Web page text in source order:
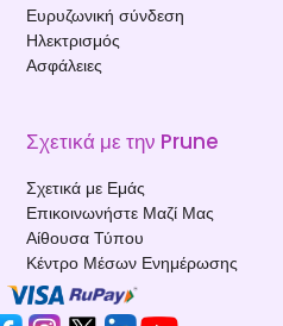
Ευρυζωνική σύνδεση
Ηλεκτρισμός
Ασφάλειες
Σχετικά με την Prune
Σχετικά με Εμάς
Επικοινωνήστε Μαζί Μας
Αίθουσα Τύπου
Κέντρο Μέσων Ενημέρωσης